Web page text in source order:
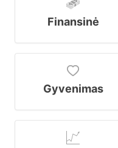
Finansinė
Gyvenimas